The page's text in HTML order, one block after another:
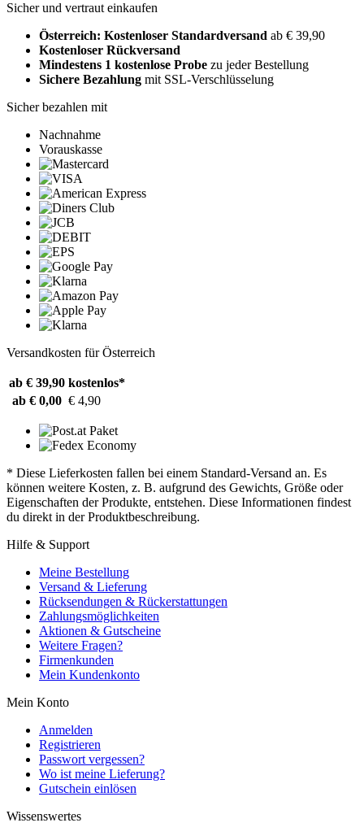
Sicher und vertraut einkaufen
Österreich: Kostenloser Standardversand ab € 39,90
Kostenloser Rückversand
Mindestens 1 kostenlose Probe zu jeder Bestellung
Sichere Bezahlung mit SSL-Verschlüsselung
Sicher bezahlen mit
Nachnahme
Vorauskasse
Versandkosten für Österreich
ab € 39,90 kostenlos*
ab € 0,00 € 4,90
* Diese Lieferkosten fallen bei einem Standard-Versand an. Es
können weitere Kosten, z. B. aufgrund des Gewichts, Größe oder
Eigenschaften der Produkte, entstehen. Diese Informationen findest
du direkt in der Produktbeschreibung.
Hilfe & Support
Meine Bestellung
Versand & Lieferung
Rücksendungen & Rückerstattungen
Zahlungsmöglichkeiten
Aktionen & Gutscheine
Weitere Fragen?
Firmenkunden
Mein Kundenkonto
Mein Konto
Anmelden
Registrieren
Passwort vergessen?
Wo ist meine Lieferung?
Gutschein einlösen
Wissenswertes